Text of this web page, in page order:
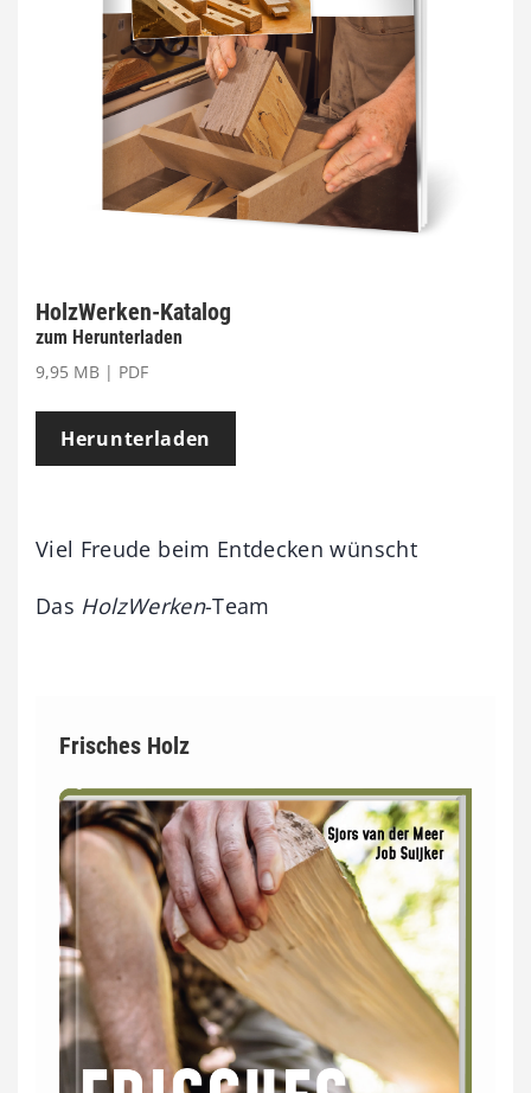
HolzWerken-Katalog
zum Herunterladen
9,95 MB | PDF
Herunterladen
Viel Freude beim Entdecken wünscht
Das HolzWerken-Team
Frisches Holz